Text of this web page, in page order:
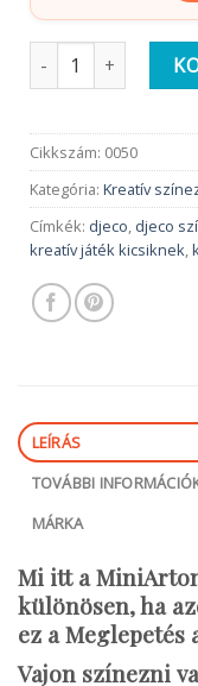
Djeco Meglepetés
Cikkszám: 0050
Kategória: Kreatív
Címkék: djeco, djeco
kreatív játék kicsiknek,
LEÍRÁS
TOVÁBBI
MÁRKA
Mi itt a
különösen, ha
ez a Meglepetés
Vajon színezni